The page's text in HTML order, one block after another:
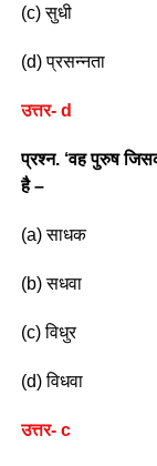
(c) सुधी
(d) प्रसन्नता
उत्तर- d
प्रश्न. ‘वह पुरुष
है –
(a) साधक
(b) सधवा
(c) विधुर
(d) विधवा
उत्तर- c